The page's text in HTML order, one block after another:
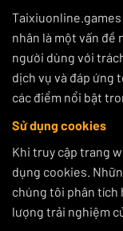
nhân là một vấn đề
người dùng với
dịch vụ và đáp ứng
các điểm nổi bật
Sử dụng cookies
Khi truy cập trang
dụng cookies.
chúng tôi phân tích
lượng trải nghiệm